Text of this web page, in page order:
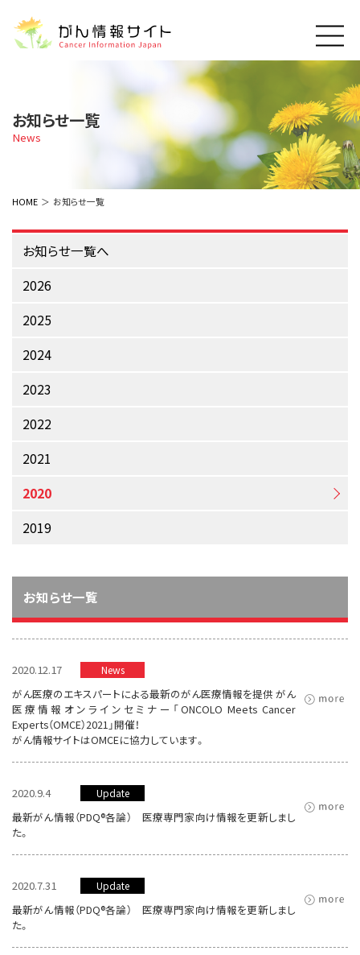
About Cancer Information Japan
ご利用規約
お問い合わせ
関連リンク
がんの種類
頭頸部
消化管
肝胆膵
泌尿器
内分泌
最新がん情報
治療（成人）
スクリーニング（検診）
予防
遺伝学的情報
がん用語辞書
News
お知らせ一覧
News
HOME お知らせ一覧
お知らせ一覧へ
2026
2025
2024
2023
2022
2021
2020
2019
お知らせ一覧
2020.12.17 News
がん医療のエキスパートによる最新のがん医療情報を提供 がん
医療情報オンラインセミナー「ONCOLO Meets Cancer
Experts（OMCE）2021」開催！
がん情報サイトはOMCEに協力しています。
2020.9.4 Update
最新がん情報（PDQ®各論） 医療専門家向け情報を更新しまし
た。
2020.7.31 Update
最新がん情報（PDQ®各論） 医療専門家向け情報を更新しまし
た。